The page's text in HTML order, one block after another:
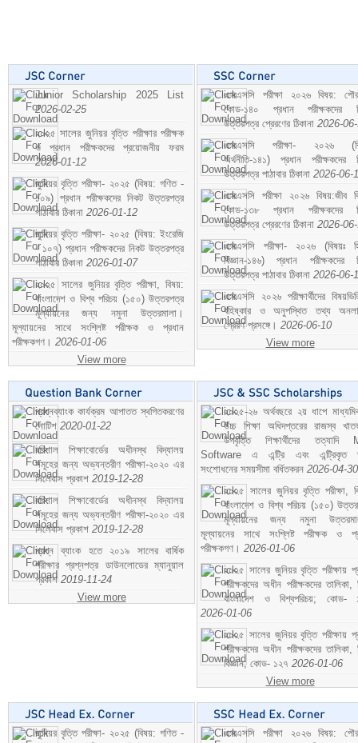
Junior Scholarship 2025 List
2026-02-25
২০২৫ সালের জুনিয়র বৃত্তি পরীক্ষার পরীক্ষক
ও প্রধান পরীক্ষকদের প্রয়োজনীয় ফরম
2026-01-12
জুনিয়র বৃত্তি পরীক্ষা- ২০২৫ (বিষয়: গণিত -
১০৯) প্রধান পরীক্ষকদের নিকট উত্তরপত্র
পাঠাবার ঠিকানা 2026-01-12
জুনিয়র বৃত্তি পরীক্ষা- ২০২৫ (বিষয়: ইংরেজি
- ১০৭) প্রধান পরীক্ষকদের নিকট উত্তরপত্র
পাঠাবার ঠিকানা 2026-01-07
২০২৫ সালের জুনিয়র বৃত্তি পরীক্ষা, বিষয়:
বাংলাদেশ ও বিশ্ব পরিচয় (১৫০) উত্তরপত্র
মূল্যায়নের জন্য নমুনা উত্তরমালা।
মূল্যায়নের সাথে সংশ্লিষ্ট পরীক্ষক ও প্রধান
পরীক্ষকগণ। 2026-01-06
View more
এসএসসি পরীক্ষা ২০২৬ বিষয়:
কোড-১৪০ প্রধান পরীক্ষকদের
উত্তরপত্র প্রেরণের ঠিকানা 2026-
এসএসসি পরীক্ষা- ২০২৬
অর্থনীতি-১৪১) প্রধান পরীক্ষকদের
উত্তরপত্র পাঠাবার ঠিকানা 2026-06-
এসএসসি পরীক্ষা ২০২৬ বিষয়:জীব
কোড-১৩৮ প্রধান পরীক্ষকদের
উত্তরপত্র প্রেরণের ঠিকানা 2026-
এসএসসি পরীক্ষা- ২০২৬ (বিষয়ঃ
বিজ্ঞান-১৪৬) প্রধান পরীক্ষকদের
উত্তরপত্র পাঠাবার ঠিকানা 2026-06-
এসএসসি ২০২৬ পরীক্ষার্থীদের
বহিষ্কার ও অনুপস্থিত তথ্য
প্রেরণ প্রসঙ্গে। 2026-06-10
View more
প্রশ্নব্যাংক কার্যক্রম আপাতত স্থগিতকরণের
নোটিশ 2020-01-22
বরিশাল শিক্ষাবোর্ডের অধীনস্থ বিদ্যালয়
সমূহের জন্য অভ্যন্তরীণ পরীক্ষা-২০২০ এর
সিলেবাস প্রকাশ 2019-12-28
বরিশাল শিক্ষাবোর্ডের অধীনস্থ বিদ্যালয়
সমূহের জন্য অভ্যন্তরীণ পরীক্ষা-২০২০ এর
সিলেবাস প্রকাশ 2019-12-28
প্রশ্ন ব্যাংক হতে ২০১৯ সালের বার্ষিক
পরীক্ষার প্রশ্নপত্র ডাউনলোডের ম্যানুয়াল
প্রকাশ 2019-11-24
View more
২০২৫-২৬ অর্থবছরে ২য় ধাপে
উচ্চ শিক্ষা অধিদপ্তরের রাজস্ব
উপবৃত্তি শিক্ষার্থীদের তত্যাদি
Software এ এন্ট্রি এবং এন্ট্রিকৃত
সংশোধনের সময়সীমা বর্ধিতকরন 2026-04-30
২০২৫ সালের জুনিয়র বৃত্তি পরীক্ষা,
বাংলাদেশ ও বিশ্ব পরিচয় (১৫০)
মূল্যায়নের জন্য নমুনা
মূল্যায়নের সাথে সংশ্লিষ্ট পরীক্ষক ও
পরীক্ষকগণ। 2026-01-06
২০২৫ সালের জুনিয়র বৃত্তি পরীক্ষায়
পরীক্ষকদের অধীন পরীক্ষকদের তালিকা,
বাংলাদেশ ও বিশ্বপরিচয়; কোড-
2026-01-06
২০২৫ সালের জুনিয়র বৃত্তি পরীক্ষায়
পরীক্ষকদের অধীন পরীক্ষকদের তালিকা,
বিজ্ঞান; কোড- ১২৭ 2026-01-06
View more
জুনিয়র বৃত্তি পরীক্ষা- ২০২৫ (বিষয়: গণিত -
এসএসসি পরীক্ষা ২০২৬ বিষয়: